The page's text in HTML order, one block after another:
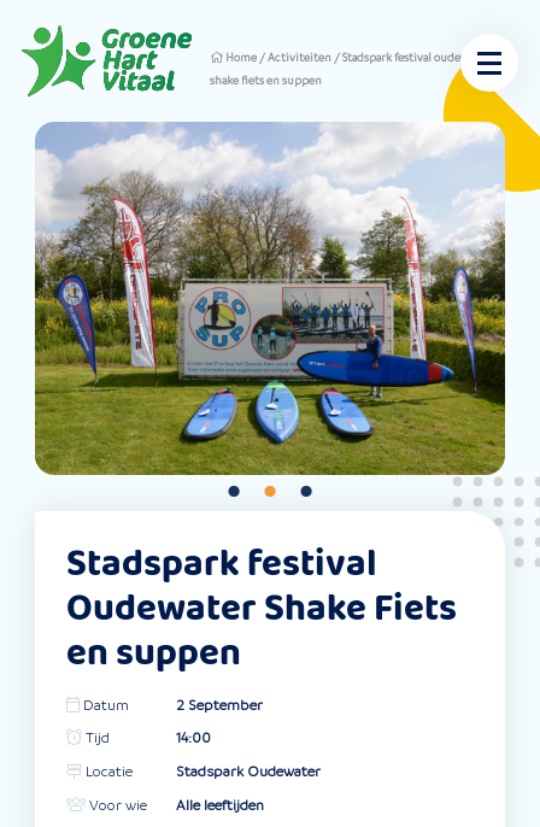
Home /Activiteiten /Stadspark festival oudewater
shake fiets en suppen
Stadspark festival
Oudewater Shake Fiets
en suppen
Datum
2 September
Tijd
14:00
Locatie
Stadspark Oudewater
Voor wie
Alle leeftijden